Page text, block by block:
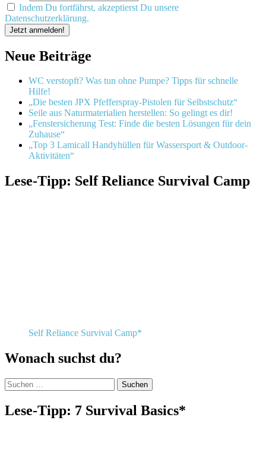
Indem Du fortfährst, akzeptierst Du unsere
Datenschutzerklärung.
Neue Beiträge
WC verstopft? Was tun ohne Pumpe? Tipps für schnelle
Hilfe!
„Die besten JPX Pfefferspray-Pistolen für Selbstschutz“
Seile aus Naturmaterialien herstellen: So gelingt es dir!
„Fenstersicherung Test: Finde die besten Lösungen für dein
Zuhause“
„Top 3 Lamicall Handyhüllen für Wassersport & Outdoor-
Aktivitäten“
Lese-Tipp: Self Reliance Survival Camp
Self Reliance Survival Camp*
Wonach suchst du?
Suchen
nach:
Lese-Tipp: 7 Survival Basics*